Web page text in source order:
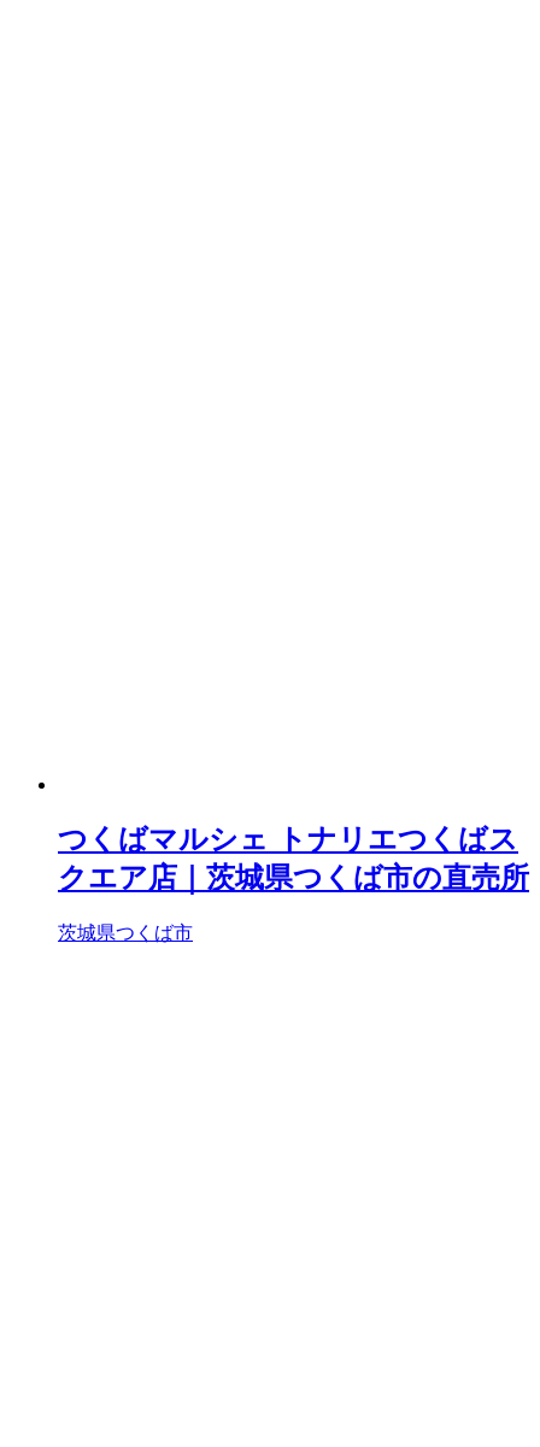
つくばマルシェ トナリエつくばス
クエア店｜茨城県つくば市の直売所
茨城県つくば市